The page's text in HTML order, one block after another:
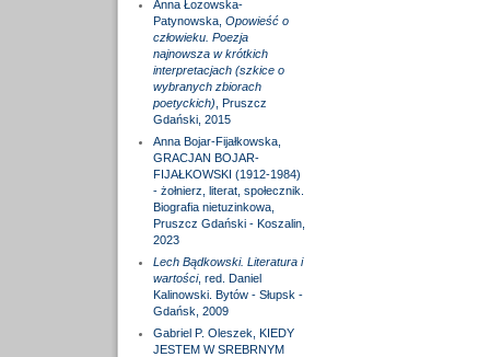
Anna Łozowska-
Patynowska, Opowieść o
człowieku. Poezja
najnowsza w krótkich
interpretacjach (szkice o
wybranych zbiorach
poetyckich) , Pruszcz
Gdański, 2015
Anna Bojar-Fijałkowska,
GRACJAN BOJAR-
FIJAŁKOWSKI (1912-1984)
- żołnierz, literat, społecznik.
Biografia nietuzinkowa,
Pruszcz Gdański - Koszalin,
2023
Lech Bądkowski. Literatura i
wartości, red. Daniel
Kalinowski. Bytów - Słupsk -
Gdańsk, 2009
Gabriel P. Oleszek, KIEDY
JESTEM W SREBRNYM